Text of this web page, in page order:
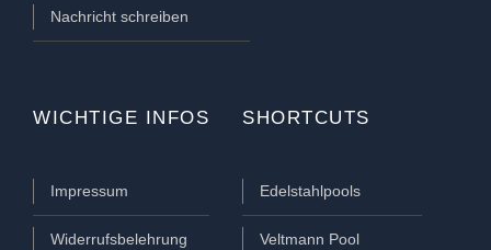
Nachricht schreiben
WICHTIGE INFOS
Impressum
Widerrufsbelehrung
SHORTCUTS
Edelstahlpools
Veltmann Pool